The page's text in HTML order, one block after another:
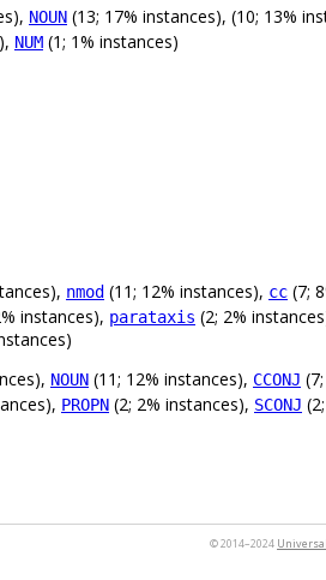
NOUN (13; 17% instances), (10; 13%
NUM (1; 1% instances)
nmod (11; 12% instances), cc (7;
instances), parataxis (2; 2%
NOUN (11; 12% instances), CCONJ
PROPN (2; 2% instances), SCONJ
© 2014–2024